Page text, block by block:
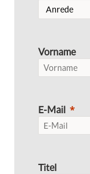
Vorname
E-Mail
Titel